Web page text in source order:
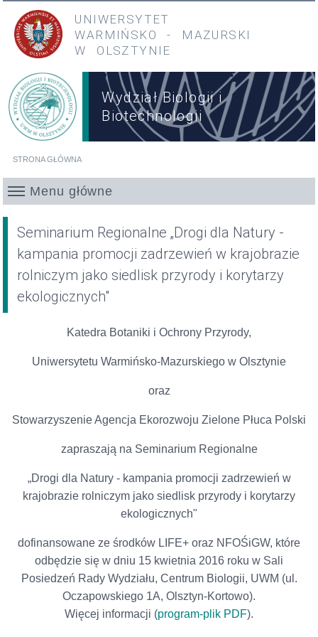
Przejdź do treści
Przejdź do menu głównego
UNIWERSYTET
WARMIŃSKO
- MAZURSKI
W OLSZTYNIE
Wydział Biologii i
Biotechnologii
STRONA GŁÓWNA
Menu główne
Seminarium Regionalne „Drogi dla Natury -
kampania promocji zadrzewień w krajobrazie
rolniczym jako siedlisk przyrody i korytarzy
ekologicznych"
Katedra Botaniki i Ochrony Przyrody,
Uniwersytetu Warmińsko-Mazurskiego w Olsztynie
oraz
Stowarzyszenie Agencja Ekorozwoju Zielone Płuca Polski
zapraszają na Seminarium Regionalne
„Drogi dla Natury - kampania promocji zadrzewień w
krajobrazie rolniczym jako siedlisk przyrody i korytarzy
ekologicznych"
dofinansowane ze środków LIFE+ oraz NFOŚiGW, które
odbędzie się w dniu 15 kwietnia 2016 roku w Sali
Posiedzeń Rady Wydziału, Centrum Biologii, UWM (ul.
Oczapowskiego 1A, Olsztyn-Kortowo).
Więcej informacji (program-plik PDF).